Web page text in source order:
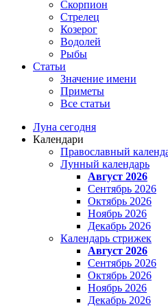
Скорпион
Стрелец
Козерог
Водолей
Рыбы
Статьи
Значение имени
Приметы
Все статьи
Луна сегодня
Календари
Православный
Лунный календарь
Август 2026
Сентябрь 2026
Октябрь 2026
Ноябрь 2026
Декабрь 2026
Календарь стрижек
Август 2026
Сентябрь 2026
Октябрь 2026
Ноябрь 2026
Декабрь 2026